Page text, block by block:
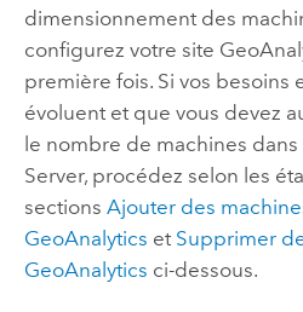
dimensionnement des
configurez votre site
première fois. Si vos besoins
évoluent et que vous devez
le nombre de machines dans
Server, procédez selon les
sections Ajouter des
GeoAnalytics et Supprimer
GeoAnalytics ci-dessous.